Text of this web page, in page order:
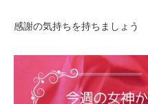
感謝の気持ちを持ちましょう